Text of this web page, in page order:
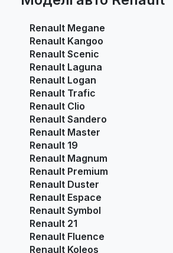
Renault Megane
Renault Kangoo
Renault Scenic
Renault Laguna
Renault Logan
Renault Trafic
Renault Clio
Renault Sandero
Renault Master
Renault 19
Renault Magnum
Renault Premium
Renault Duster
Renault Espace
Renault Symbol
Renault 21
Renault Fluence
Renault Koleos